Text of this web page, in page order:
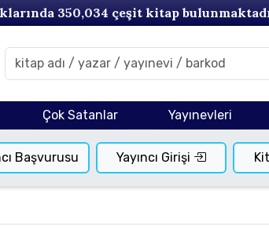
350,034 çeşit kitap
Çok Satanlar Yayınevleri
Başvurusu Yayıncı Girişi